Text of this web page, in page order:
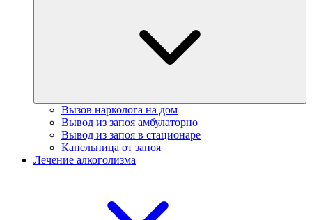
Вызов нарколога на дом
Вывод из запоя амбулаторно
Вывод из запоя в стационаре
Капельница от запоя
Лечение алкоголизма